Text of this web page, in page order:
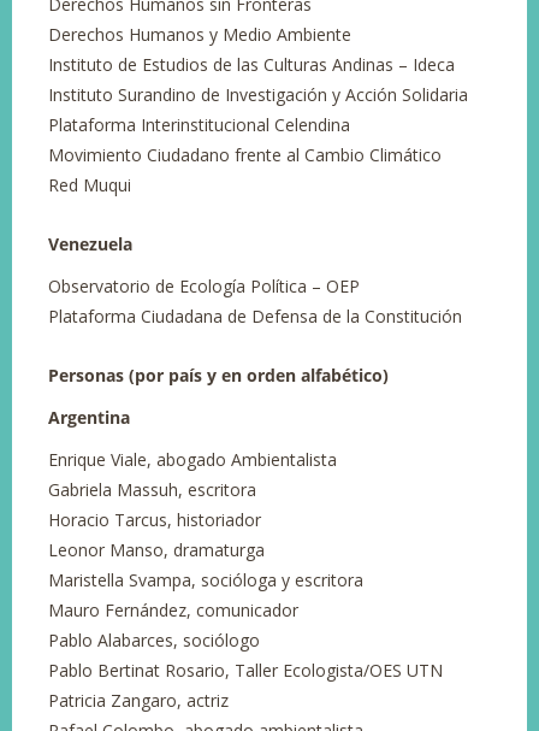
Derechos Humanos sin Fronteras
Derechos Humanos y Medio Ambiente
Instituto de Estudios de las Culturas Andinas – Ideca
Instituto Surandino de Investigación y Acción Solidaria
Plataforma Interinstitucional Celendina
Movimiento Ciudadano frente al Cambio Climático
Red Muqui
Venezuela
Observatorio de Ecología Política – OEP
Plataforma Ciudadana de Defensa de la Constitución
Personas (por país y en orden alfabético)
Argentina
Enrique Viale, abogado Ambientalista
Gabriela Massuh, escritora
Horacio Tarcus, historiador
Leonor Manso, dramaturga
Maristella Svampa, socióloga y escritora
Mauro Fernández, comunicador
Pablo Alabarces, sociólogo
Pablo Bertinat Rosario, Taller Ecologista/OES UTN
Patricia Zangaro, actriz